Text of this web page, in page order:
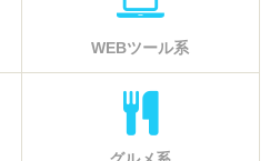
WEBツール系